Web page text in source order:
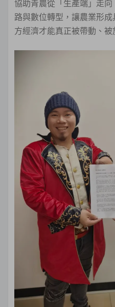
協助青農從「生產端」走
路與數位轉型，讓農業形
方經濟才能真正被帶動、被